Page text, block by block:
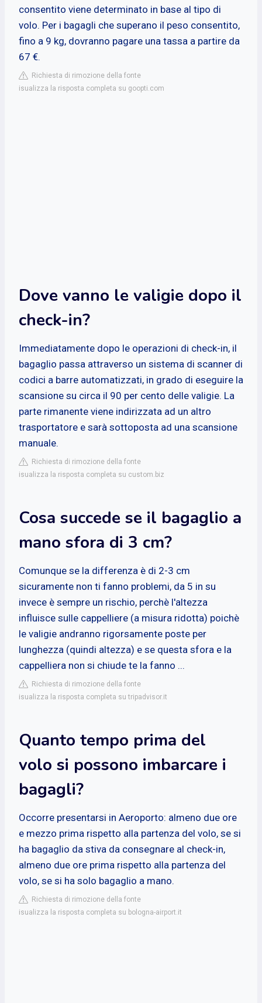
consentito viene determinato in base al tipo di
volo. Per i bagagli che superano il peso consentito,
fino a 9 kg, dovranno pagare una tassa a partire da
67 €.
Richiesta di rimozione della fonte
isualizza la risposta completa su goopti.com
Dove vanno le valigie dopo il
check-in?
Immediatamente dopo le operazioni di check-in, il
bagaglio passa attraverso un sistema di scanner di
codici a barre automatizzati, in grado di eseguire la
scansione su circa il 90 per cento delle valigie. La
parte rimanente viene indirizzata ad un altro
trasportatore e sarà sottoposta ad una scansione
manuale.
Richiesta di rimozione della fonte
isualizza la risposta completa su custom.biz
Cosa succede se il bagaglio a
mano sfora di 3 cm?
Comunque se la differenza è di 2-3 cm
sicuramente non ti fanno problemi, da 5 in su
invece è sempre un rischio, perchè l'altezza
influisce sulle cappelliere (a misura ridotta) poichè
le valigie andranno rigorsamente poste per
lunghezza (quindi altezza) e se questa sfora e la
cappelliera non si chiude te la fanno ...
Richiesta di rimozione della fonte
isualizza la risposta completa su tripadvisor.it
Quanto tempo prima del
volo si possono imbarcare i
bagagli?
Occorre presentarsi in Aeroporto: almeno due ore
e mezzo prima rispetto alla partenza del volo, se si
ha bagaglio da stiva da consegnare al check-in,
almeno due ore prima rispetto alla partenza del
volo, se si ha solo bagaglio a mano.
Richiesta di rimozione della fonte
isualizza la risposta completa su bologna-airport.it